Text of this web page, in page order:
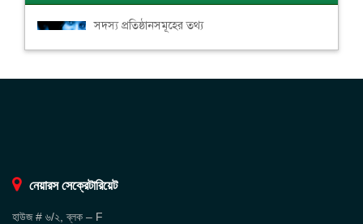
সদস্য প্রতিষ্ঠানসমূহের তথ্য
নেয়ারস সেক্রেটারিয়েট
হাউজ # ৬/২, ব্লক – F